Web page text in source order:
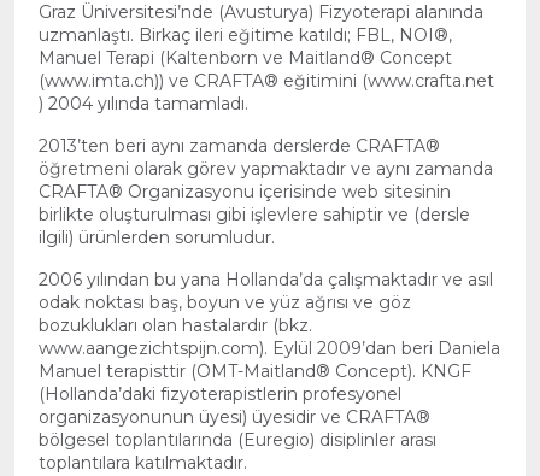
Graz Üniversitesi’nde (Avusturya) Fizyoterapi alanında
uzmanlaştı. Birkaç ileri eğitime katıldı; FBL, NOI®,
Manuel Terapi (Kaltenborn ve Maitland® Concept
(www.imta.ch)) ve CRAFTA® eğitimini (www.crafta.net
) 2004 yılında tamamladı.
2013’ten beri aynı zamanda derslerde CRAFTA®
öğretmeni olarak görev yapmaktadır ve aynı zamanda
CRAFTA® Organizasyonu içerisinde web sitesinin
birlikte oluşturulması gibi işlevlere sahiptir ve (dersle
ilgili) ürünlerden sorumludur.
2006 yılından bu yana Hollanda’da çalışmaktadır ve asıl
odak noktası baş, boyun ve yüz ağrısı ve göz
bozuklukları olan hastalardır (bkz.
www.aangezichtspijn.com). Eylül 2009’dan beri Daniela
Manuel terapisttir (OMT-Maitland® Concept). KNGF
(Hollanda’daki fizyoterapistlerin profesyonel
organizasyonunun üyesi) üyesidir ve CRAFTA®
bölgesel toplantılarında (Euregio) disiplinler arası
toplantılara katılmaktadır.